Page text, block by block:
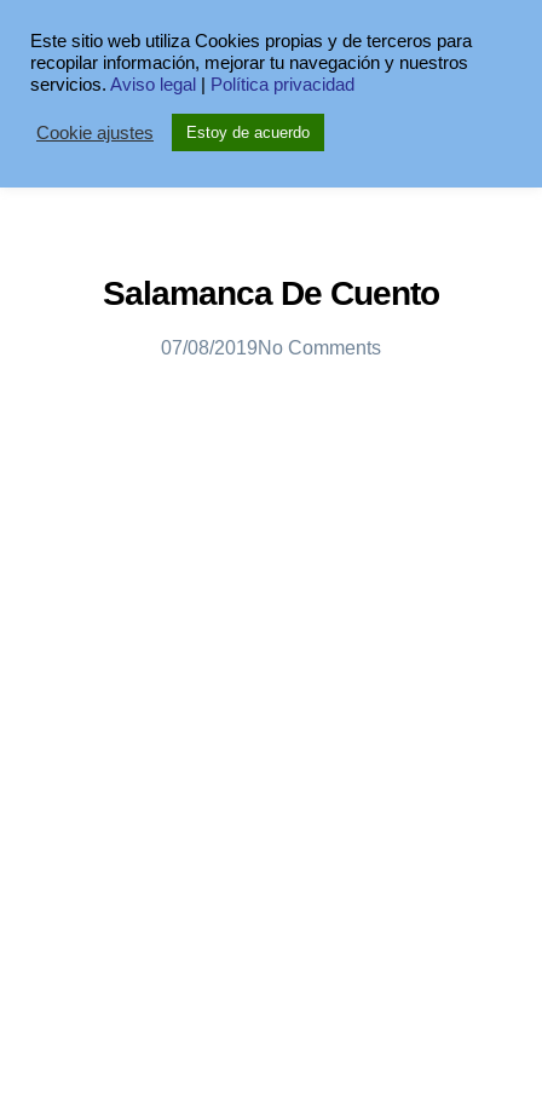
Salamanca De Cuento
07/08/2019No Comments
Este sitio web utiliza Cookies propias y de terceros para
recopilar información, mejorar tu navegación y nuestros
servicios. Aviso legal Política privacidad
Cookie ajustes Estoy de acuerdo